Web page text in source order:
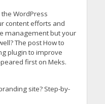
WordPress
content efforts and
management but your
The post How to
plugin to improve
first on Meks.
site? Step-by-